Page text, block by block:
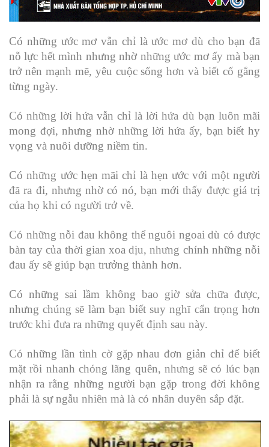
Có những ước mơ vẫn chỉ là ước mơ dù cho bạn đã
nỗ lực hết mình nhưng nhờ những ước mơ ấy mà bạn
trở nên mạnh mẽ, yêu cuộc sống hơn và biết cố gắng
từng ngày.
Có những lời hứa vẫn chỉ là lời hứa dù bạn luôn mãi
mong đợi, nhưng nhờ những lời hứa ấy, bạn biết hy
vọng và nuôi dưỡng niềm tin.
Có những ước hẹn mãi chỉ là hẹn ước với một người
đã ra đi, nhưng nhờ có nó, bạn mới thấy được giá trị
của họ khi có người trở về.
Có những nỗi đau không thể nguôi ngoai dù có được
bàn tay của thời gian xoa dịu, nhưng chính những nỗi
đau ấy sẽ giúp bạn trưởng thành hơn.
Có những sai lầm không bao giờ sửa chữa được,
nhưng chúng sẽ làm bạn biết suy nghĩ cẩn trọng hơn
trước khi đưa ra những quyết định sau này.
Có những lần tình cờ gặp nhau đơn giản chỉ để biết
mặt rồi nhanh chóng lãng quên, nhưng sẽ có lúc bạn
nhận ra rằng những người bạn gặp trong đời không
phải là sự ngẫu nhiên mà là có nhân duyên sắp đặt.